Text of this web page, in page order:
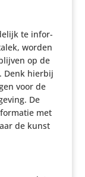
te infor­
worden
op de
Denk hierbij
voor de
De
met
de kunst